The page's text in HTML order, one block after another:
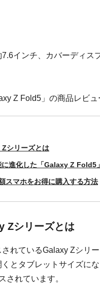
7.6インチ、カバーディ
Z Fold5」の商品レビ
シリーズとは
進化した「Galaxy Z Fold5」
スマホをお得に購入する方法
Zシリーズとは
れているGalaxy Zシリ
とタブレットサイズに
されています。